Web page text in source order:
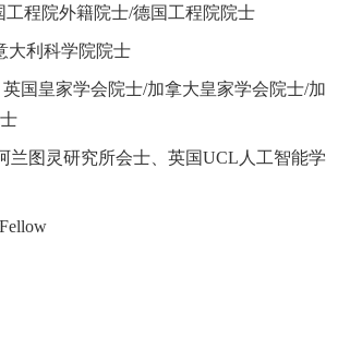
工程院外籍院士/德国工程院院士
大利科学院院士
英国皇家学会院士/加拿大皇家学会院士/加
兰图灵研究所会士、英国UCL人工智能学